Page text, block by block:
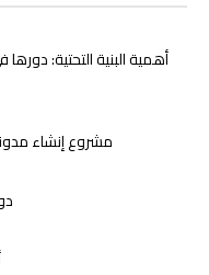
أهمية البنية التحتية:
مشروع إنشاء